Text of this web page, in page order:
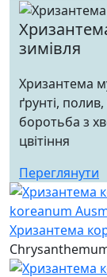
зимівля
Хризантема
ґрунті,
боротьба з
цвітіння
Переглянути
Хризантема